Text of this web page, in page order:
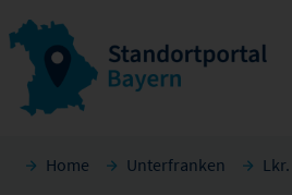
Home Unterfranken